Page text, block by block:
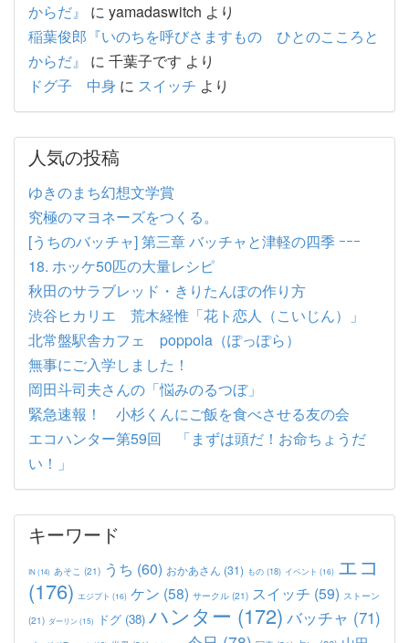
からだ』
に yamadaswitch より
稲葉俊郎『いのちを呼びさますもの ひとのこころと
からだ』
に 千葉子です より
ドグ子 中身 に スイッチ より
人気の投稿
ゆきのまち幻想文学賞
究極のマヨネーズをつくる。
[うちのバッチャ] 第三章 バッチャと津軽の四季 ｰｰｰ
18. ホッケ50匹の大量レシピ
秋田のサラブレッド・きりたんぽの作り方
渋谷ヒカリエ 荒木経惟「花ト恋人（こいじん）」
北常盤駅舎カフェ poppola（ぽっぽら）
無事にご入学しました！
岡田斗司夫さんの「悩みのるつぼ」
緊急速報！ 小杉くんにご飯を食べさせる友の会
エコハンター第59回 「まずは頭だ！お命ちょうだ
い！」
キーワード
IN(14) あそこ (21) うち (60) おかあさん (31) もの (18) イベント (16) エコ
(176) エジプト (16) ケン (58) サークル (21) スイッチ (59) ストーン
(21) ダーリン(15) ドグ (38) ハンター (172) バッチャ (71)